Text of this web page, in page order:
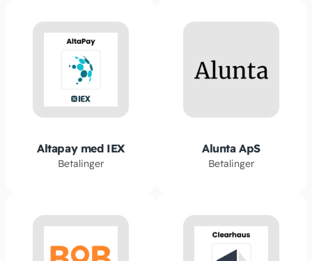
Altapay med IEX
Betalinger
Alunta ApS
Betalinger